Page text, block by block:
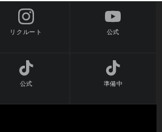
リクルート 公式
公式 準備中